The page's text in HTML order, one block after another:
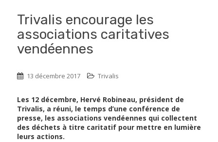
Trivalis encourage les
associations caritatives
vendéennes
13 décembre 2017 Trivalis
Les 12 décembre, Hervé Robineau, président de
Trivalis, a réuni, le temps d’une conférence de
presse, les associations vendéennes qui collectent
des déchets à titre caritatif pour mettre en lumière
leurs actions.